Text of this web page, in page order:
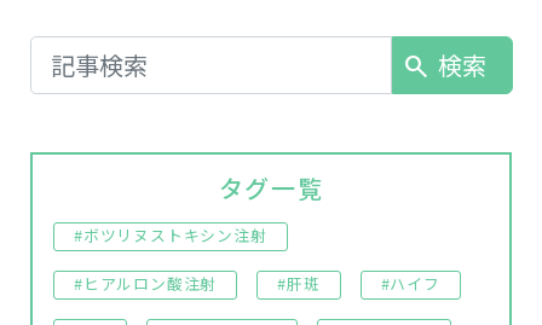
search 検索
タグ一覧
#ボツリヌストキシン注射
#ヒアルロン酸注射 #肝斑 #ハイフ